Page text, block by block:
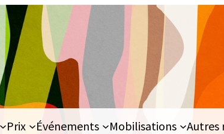
Prix Événements Mobilisations Autres